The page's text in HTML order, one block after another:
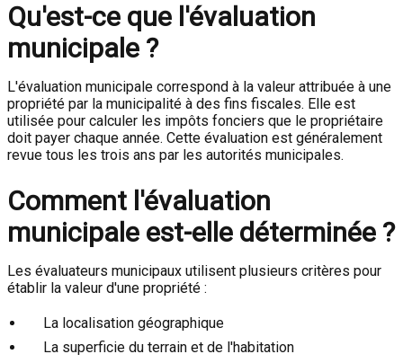
Qu'est-ce que l'évaluation
municipale ?
L'évaluation municipale correspond à la valeur attribuée à une
propriété par la municipalité à des fins fiscales. Elle est
utilisée pour calculer les impôts fonciers que le propriétaire
doit payer chaque année. Cette évaluation est généralement
revue tous les trois ans par les autorités municipales.
Comment l'évaluation
municipale est-elle déterminée ?
Les évaluateurs municipaux utilisent plusieurs critères pour
établir la valeur d'une propriété :
La localisation géographique
La superficie du terrain et de l'habitation